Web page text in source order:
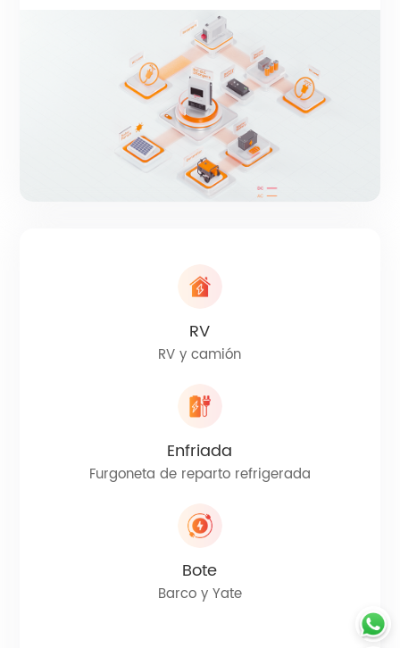
RV
RV y camión
Enfriada
Furgoneta de reparto refrigerada
Bote
Barco y Yate